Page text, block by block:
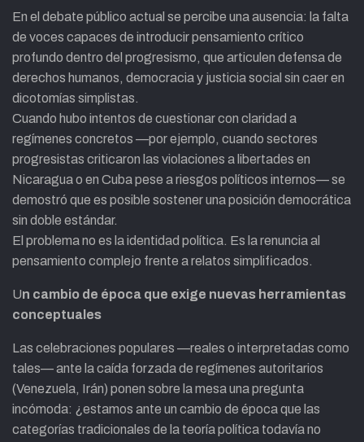
En el debate público actual se percibe una ausencia: la falta
de voces capaces de introducir pensamiento crítico
profundo dentro del progresismo, que articulen defensa de
derechos humanos, democracia y justicia social sin caer en
dicotomías simplistas.
Cuando hubo intentos de cuestionar con claridad a
regímenes concretos —por ejemplo, cuando sectores
progresistas criticaron las violaciones a libertades en
Nicaragua o en Cuba pese a riesgos políticos internos— se
demostró que es posible sostener una posición democrática
sin doble estándar.
El problema no es la identidad política. Es la renuncia al
pensamiento complejo frente a relatos simplificados.
Un cambio de época que exige nuevas herramientas
conceptuales
Las celebraciones populares —reales o interpretadas como
tales— ante la caída forzada de regímenes autoritarios
(Venezuela, Irán) ponen sobre la mesa una pregunta
incómoda: ¿estamos ante un cambio de época que las
categorías tradicionales de la teoría política todavía no